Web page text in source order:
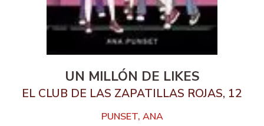
UN MILLÓN DE LIKES
EL CLUB DE LAS ZAPATILLAS ROJAS, 12
PUNSET, ANA